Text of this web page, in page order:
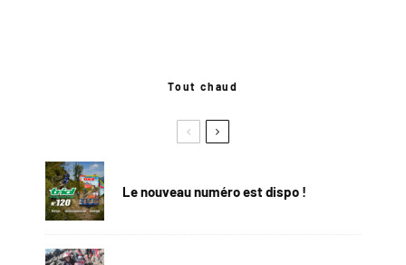
Tout chaud
Le nouveau numéro est dispo !